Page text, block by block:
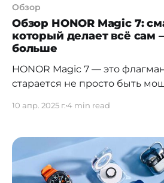
Обзор
Обзор HONOR Magic 7:
который делает всё сам
больше
HONOR Magic 7 — это
старается не просто быть
задачи, помогает с заметками
интеллектом, но без
камерой. HONOR Magic 7 уже
продаже в
10 апр. 2025 г.4 min read